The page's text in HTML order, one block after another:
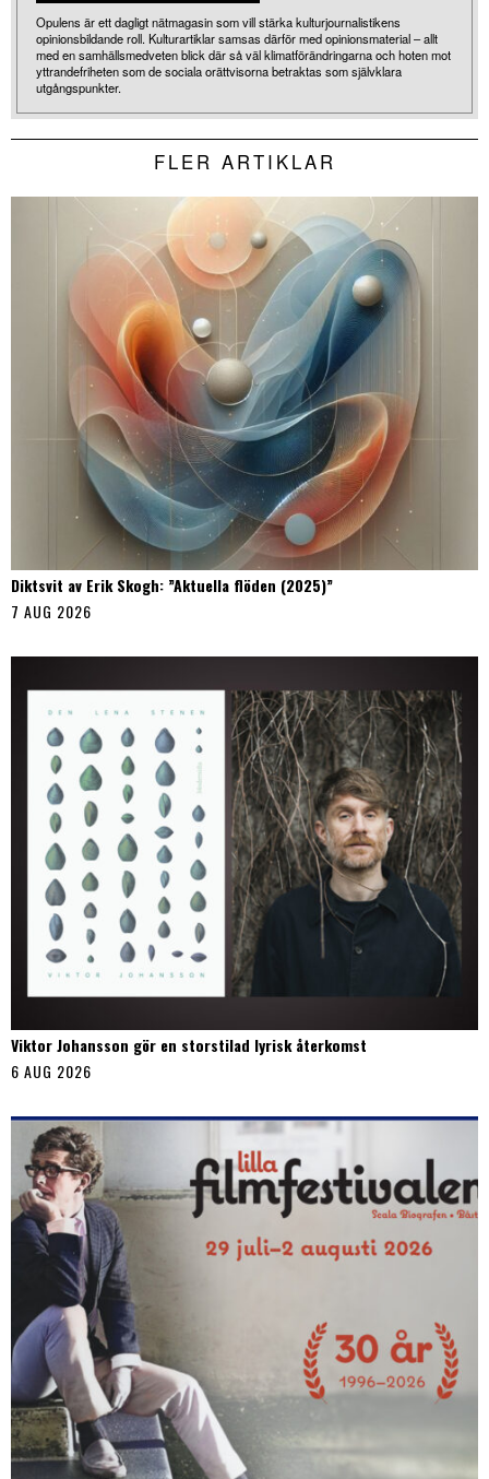
Opulens är ett dagligt nätmagasin som vill stärka kulturjournalistikens
opinionsbildande roll. Kulturartiklar samsas därför med opinionsmaterial – allt
med en samhällsmedveten blick där så väl klimatförändringarna och hoten mot
yttrandefriheten som de sociala orättvisorna betraktas som självklara
utgångspunkter.
FLER ARTIKLAR
Diktsvit av Erik Skogh: ”Aktuella flöden (2025)”
7 AUG 2026
Viktor Johansson gör en storstilad lyrisk återkomst
6 AUG 2026